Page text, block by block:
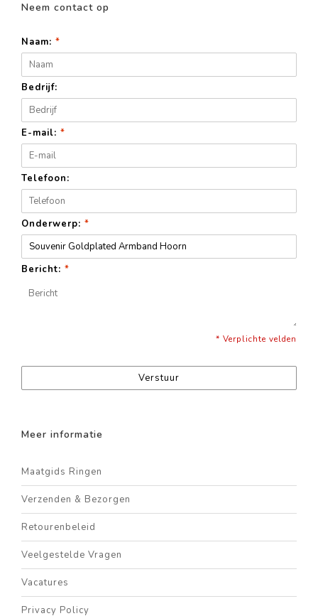
Neem contact op
Naam: *
Bedrijf:
E-mail: *
Telefoon:
Onderwerp: *
Bericht: *
* Verplichte velden
Verstuur
Meer informatie
Maatgids Ringen
Verzenden & Bezorgen
Retourenbeleid
Veelgestelde Vragen
Vacatures
Privacy Policy